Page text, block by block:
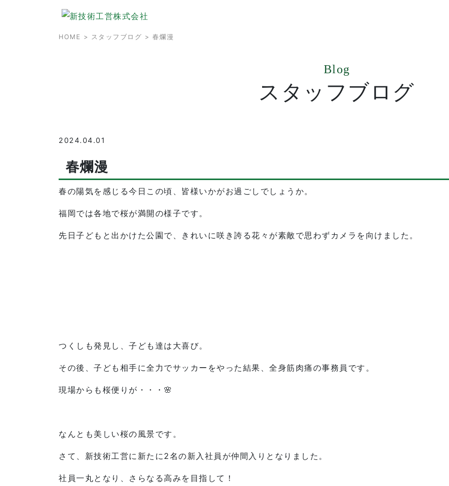
HOME > スタッフブログ > 春爛漫
Blog
スタッフブログ
2024.04.01
春爛漫
春の陽気を感じる今日この頃、皆様いかがお過ごしでしょうか。
福岡では各地で桜が満開の様子です。
先日子どもと出かけた公園で、きれいに咲き誇る花々が素敵で思わずカメラを向けました。
つくしも発見し、子ども達は大喜び。
その後、子ども相手に全力でサッカーをやった結果、全身筋肉痛の事務員です。
現場からも桜便りが・・・🌸
なんとも美しい桜の風景です。
さて、新技術工営に新たに2名の新入社員が仲間入りとなりました。
社員一丸となり、さらなる高みを目指して！